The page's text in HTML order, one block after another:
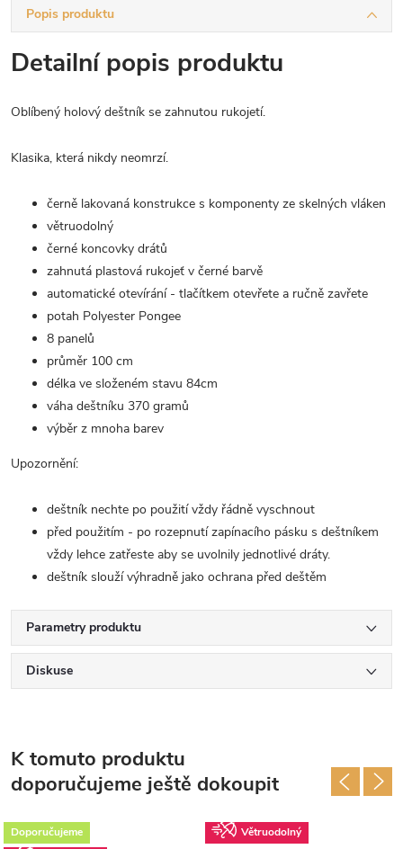
Popis produktu
Detailní popis produktu
Oblíbený holový deštník se zahnutou rukojetí.
Klasika, která nikdy neomrzí.
černě lakovaná konstrukce s komponenty ze skelných vláken
větruodolný
černé koncovky drátů
zahnutá plastová rukojeť v černé barvě
automatické otevírání - tlačítkem otevřete a ručně zavřete
potah Polyester Pongee
8 panelů
průměr 100 cm
délka ve složeném stavu 84cm
váha deštníku 370 gramů
výběr z mnoha barev
Upozornění:
deštník nechte po použití vždy řádně vyschnout
před použitím - po rozepnutí zapínacího pásku s deštníkem
vždy lehce zatřeste aby se uvolnily jednotlivé dráty.
deštník slouží výhradně jako ochrana před deštěm
Parametry produktu
Diskuse
K tomuto produktu
doporučujeme ještě dokoupit
Doporučujeme Větruodolný